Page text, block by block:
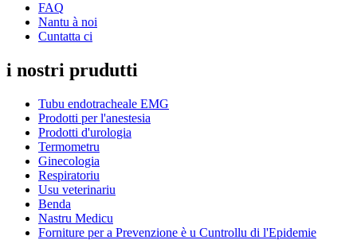
FAQ
Nantu à noi
Cuntatta ci
i nostri prudutti
Tubu endotracheale EMG
Prodotti per l'anestesia
Prodotti d'urologia
Termometru
Ginecologia
Respiratoriu
Usu veterinariu
Benda
Nastru Medicu
Forniture per a Prevenzione è u Cuntrollu di l'Epidemie